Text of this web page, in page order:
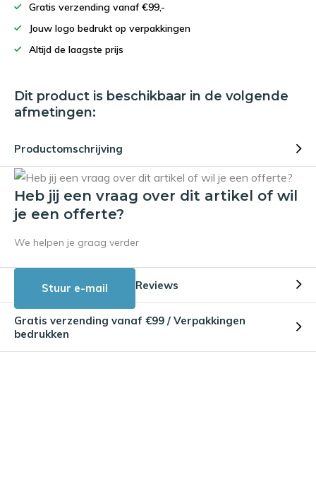
Gratis verzending vanaf €99,-
Jouw logo bedrukt op verpakkingen
Altijd de laagste prijs
Dit product is beschikbaar in de volgende
afmetingen:
Productomschrijving
Heb jij een vraag over dit artikel of wil
je een offerte?
We helpen je graag verder
Stuur e-mail Reviews
Gratis verzending vanaf €99 / Verpakkingen
bedrukken